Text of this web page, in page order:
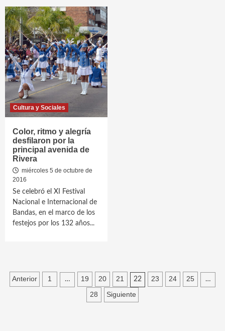
Cultura y Sociales
Color, ritmo y alegría
desfilaron por la
principal avenida de
Rivera
miércoles 5 de octubre de
2016
Se celebró el XI Festival
Nacional e Internacional de
Bandas, en el marco de los
festejos por los 132 años...
Paginación
Anterior 1 … 19 20 21 22 23 24 25 …
28 Siguiente